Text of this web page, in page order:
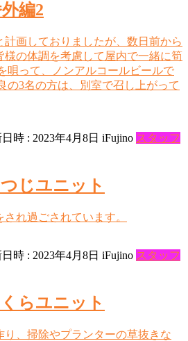
編2
画しておりましたが、数日前から
様の体調を考慮して屋内で一緒に筍
唄って、ノンアルコールビールで
の3名の方は、別室で召し上がって
時 : 2023年4月8日 iFujino スタッフ
じユニット
れ過ごされています。
時 : 2023年4月8日 iFujino スタッフ
らユニット
り、掃除やプランターの草抜きな